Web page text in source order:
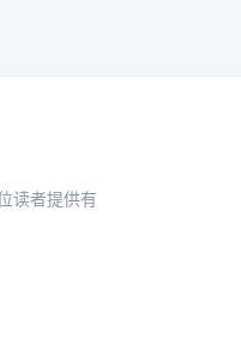
读者提供有